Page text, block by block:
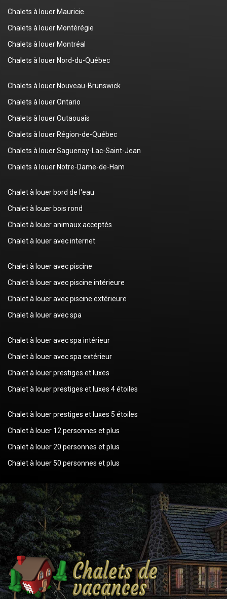
Chalets à louer Mauricie
Chalets à louer Montérégie
Chalets à louer Montréal
Chalets à louer Nord-du-Québec
Chalets à louer Nouveau-Brunswick
Chalets à louer Ontario
Chalets à louer Outaouais
Chalets à louer Région-de-Québec
Chalets à louer Saguenay-Lac-Saint-Jean
Chalets à louer Notre-Dame-de-Ham
Chalet à louer bord de l'eau
Chalet à louer bois rond
Chalet à louer animaux acceptés
Chalet à louer avec internet
Chalet à louer avec piscine
Chalet à louer avec piscine intérieure
Chalet à louer avec piscine extérieure
Chalet à louer avec spa
Chalet à louer avec spa intérieur
Chalet à louer avec spa extérieur
Chalet à louer prestiges et luxes
Chalet à louer prestiges et luxes 4 étoiles
Chalet à louer prestiges et luxes 5 étoiles
Chalet à louer 12 personnes et plus
Chalet à louer 20 personnes et plus
Chalet à louer 50 personnes et plus